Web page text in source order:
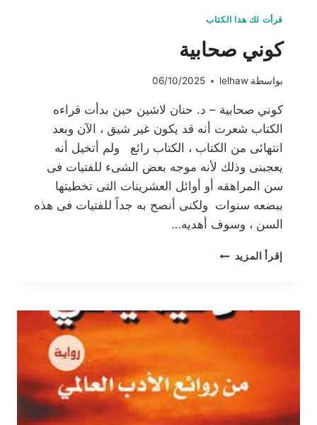
قرأت لك هذا الكتاب
كوني صحابية
بواسطة lelhaw
06/10/2025
كوني صحابية – د. حنان لاشين حين بدأت قراءه
الكتاب شعرت أنه قد يكون غير شيق ، الآن وبعد
انتهائى من الكتاب ، الكتاب رائع ولم أتخيل أنه
يعجبنى وذلك لأنه موجه بعض الشىء للفتيات فى
سن المراهقه أو أوائل العشرينات التى تخطيتها
ببضعه سنوات ولكنى أنصح به جداً للفتيات فى هذه
السن ، وسوف أهديه…
إقرأ المزيد كوني